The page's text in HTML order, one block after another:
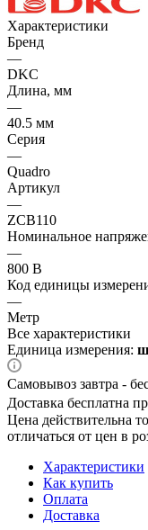
Характеристики
Бренд
—
DKC
Длина, мм
—
40.5 мм
Серия
—
Quadro
Артикул
—
ZCB110
Номинальное
—
800 В
Код единицы
—
Метр
Все характеристики
Единица измерения:
Самовывоз завтра -
Доставка бесплатна
Цена действительна
отличаться от цен в
Характеристики
Как купить
Оплата
Доставка